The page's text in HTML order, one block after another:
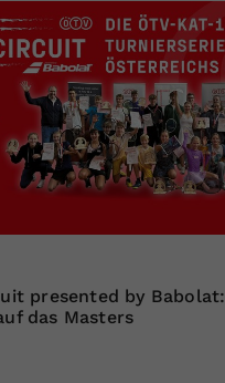
presented by Babolat:
das Masters